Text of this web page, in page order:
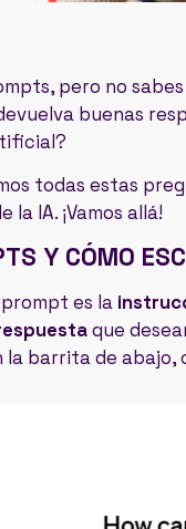
pero no
buenas
todas estas
IA. ¡Vamos allá!
Y CÓMO
es la
que
barrita de abajo,